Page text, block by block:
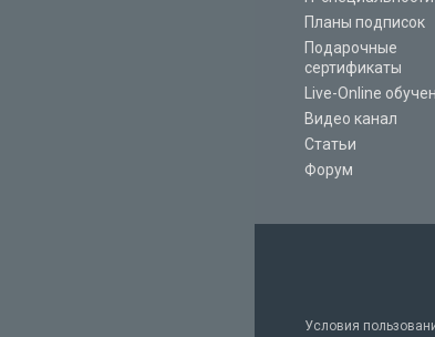
Планы подписок
Подарочные
сертификаты
Live-Online
Видео канал
Статьи
Форум
Условия